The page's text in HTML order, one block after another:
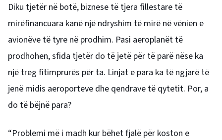
Diku tjetër në botë, biznese të tjera fillestare të
mirëfinancuara kanë një ndryshim të mirë në vënien e
avionëve të tyre në prodhim. Pasi aeroplanët të
prodhohen, sfida tjetër do të jetë për të parë nëse ka
një treg fitimprurës për ta. Linjat e para ka të ngjarë të
jenë midis aeroporteve dhe qendrave të qytetit. Por, a
do të bëjnë para?
“Problemi më i madh kur bëhet fjalë për koston e